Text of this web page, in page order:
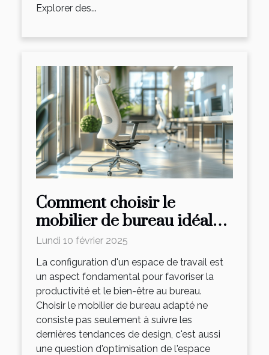
Explorer des...
Comment choisir le
mobilier de bureau idéal
pour optimiser l'espace
Lundi 10 février 2025
La configuration d'un espace de travail est
un aspect fondamental pour favoriser la
productivité et le bien-être au bureau.
Choisir le mobilier de bureau adapté ne
consiste pas seulement à suivre les
dernières tendances de design, c'est aussi
une question d'optimisation de l'espace